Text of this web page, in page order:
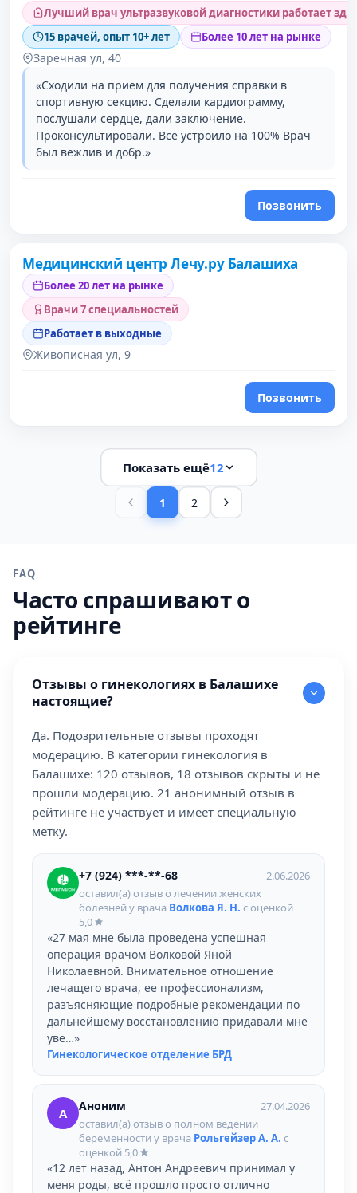
Лучший врач ультразвуковой диагностики работает
15 врачей, опыт 10+ лет
Более 10 лет на рынке
Заречная ул, 40
«Сходили на прием для получения справки в
спортивную секцию. Сделали кардиограмму,
послушали сердце, дали заключение.
Проконсультировали. Все устроило на 100% Врач
был вежлив и добр.»
Позвонить
Медицинский центр Лечу.ру Балашиха
Более 20 лет на рынке
Врачи 7 специальностей
Работает в выходные
Живописная ул, 9
Позвонить
Показать ещё12
1 2
FAQ
Часто спрашивают о
рейтинге
Отзывы о гинекологиях в Балашихе
настоящие?
Да. Подозрительные отзывы проходят
модерацию. В категории гинекология в
Балашихе: 120 отзывов, 18 отзывов скрыты и не
прошли модерацию. 21 анонимный отзыв в
рейтинге не участвует и имеет специальную
метку.
+7 (924) ***-**-68
2.06.2026
оставил(а) отзыв о лечении женских
болезней у врача Волкова Я. Н. с оценкой
5,0
«27 мая мне была проведена успешная
операция врачом Волковой Яной
Николаевной. Внимательное отношение
лечащего врача, ее профессионализм,
разъясняющие подробные рекомендации по
дальнейшему восстановлению придавали мне
уве…»
Гинекологическое отделение БРД
А Аноним
27.04.2026
оставил(а) отзыв о полном ведении
беременности у врача Рольгейзер А. А. с
оценкой 5,0
«12 лет назад, Антон Андреевич принимал у
меня роды, всё прошло просто отлично